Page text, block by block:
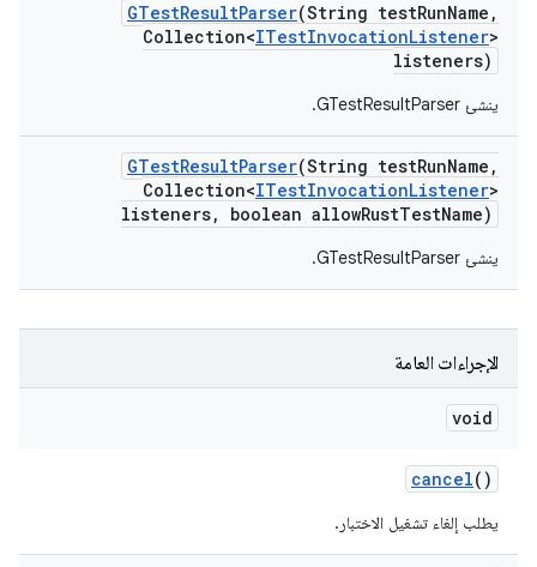
GTestResultParser(String testRunName ,
Collection<ITestInvocationListener>
listeners)
ينشئ GTestResultParser.
GTestResultParser(String testRunName ,
Collection<ITestInvocationListener>
listeners, boolean allowRustTestName)
ينشئ GTestResultParser.
الإجراءات العامة
void
cancel()
يطلب إلغاء تشغيل الاختبار.